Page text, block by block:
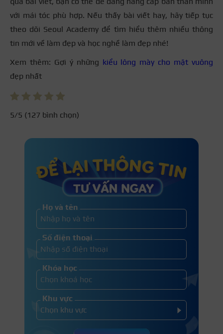
với mái tóc phù hợp. Nếu thấy bài viết hay, hãy tiếp tục
theo dõi Seoul Academy để tìm hiểu thêm nhiều thông
tin mới về làm đẹp và học nghề làm đẹp nhé!
Xem thêm: Gợi ý những kiểu lông mày cho mặt vuông
đẹp nhất
5/5 (127 bình chọn)
Họ và tên
Số điện thoại
Khóa học
Khu vực